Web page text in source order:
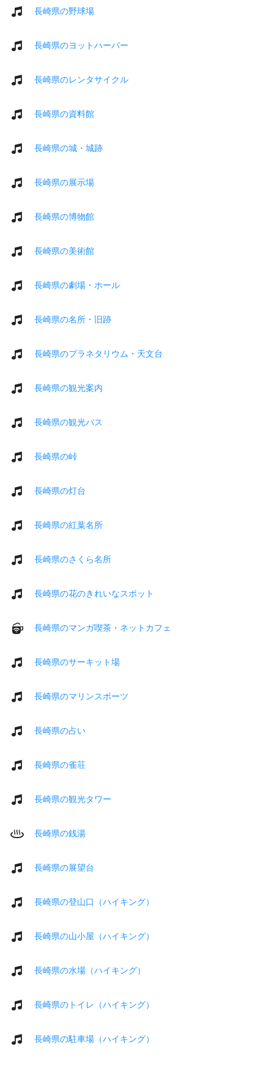
長崎県の野球場
長崎県のヨットハーバー
長崎県のレンタサイクル
長崎県の資料館
長崎県の城・城跡
長崎県の展示場
長崎県の博物館
長崎県の美術館
長崎県の劇場・ホール
長崎県の名所・旧跡
長崎県のプラネタリウム・天文台
長崎県の観光案内
長崎県の観光バス
長崎県の峠
長崎県の灯台
長崎県の紅葉名所
長崎県のさくら名所
長崎県の花のきれいなスポット
長崎県のマンガ喫茶・ネットカフェ
長崎県のサーキット場
長崎県のマリンスポーツ
長崎県の占い
長崎県の雀荘
長崎県の観光タワー
長崎県の銭湯
長崎県の展望台
長崎県の登山口（ハイキング）
長崎県の山小屋（ハイキング）
長崎県の水場（ハイキング）
長崎県のトイレ（ハイキング）
長崎県の駐車場（ハイキング）